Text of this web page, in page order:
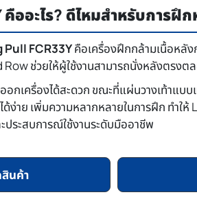
ออะไร? ดีไหมสำหรับการฝึ
Pull FCR33Yคือเครื่องฝึกกล้ามเนื้อหลั
ช่วยให้ผู้ใช้งานสามารถนั่งหลังตรง
อกเครื่องได้สะดวก ขณะที่แผ่นวางเท้าแบ
ด้ง่าย เพิ่มความหลากหลายในการฝึก ทำ
ประสบการณ์ใช้งานระดับมืออาชีพ
สินค้า